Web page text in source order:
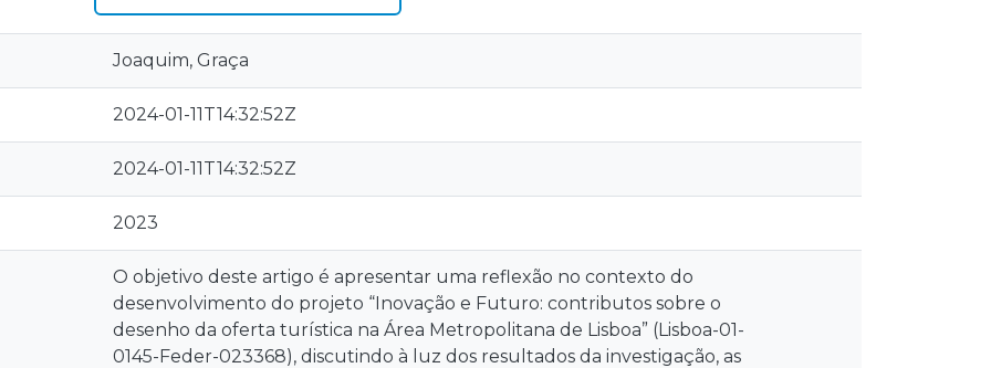
Joaquim, Graça
2024-01-11T14:32:52Z
2024-01-11T14:32:52Z
2023
O objetivo deste artigo é apresentar uma reflexão no contexto do
desenvolvimento do projeto “Inovação e Futuro: contributos sobre o
desenho da oferta turística na Área Metropolitana de Lisboa” (Lisboa-01-
0145-Feder-023368), discutindo à luz dos resultados da investigação, as